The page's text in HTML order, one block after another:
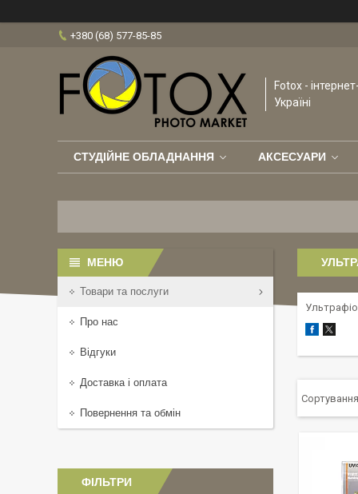
+380 (68) 577-85-85
Fotox -
Україні
СТУДІЙНЕ ОБЛАДНАННЯ АКСЕСУАРИ
Товари та послуги
Про нас
Відгуки
Доставка і оплата
Повернення та обмін
ФІЛЬТРИ